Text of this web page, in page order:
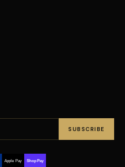
SUBSCRIBE
Apple Pay Shop Pay